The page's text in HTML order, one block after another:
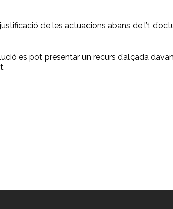
de les actuacions abans de l’1
es pot presentar un recurs d’alçada